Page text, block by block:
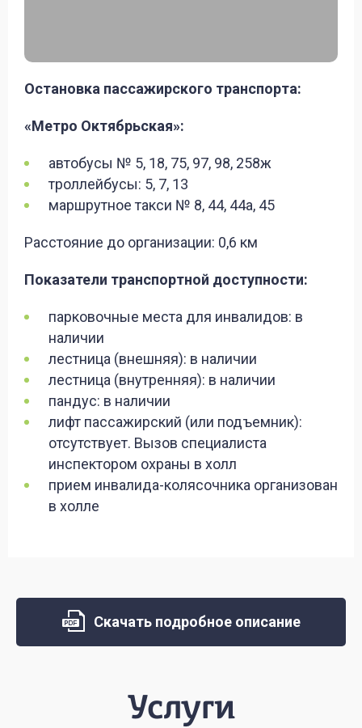
Остановка пассажирского транспорта:
«Метро Октябрьская»:
автобусы № 5, 18, 75, 97, 98, 258ж
троллейбусы: 5, 7, 13
маршрутное такси № 8, 44, 44а, 45
Расстояние до организации: 0,6 км
Показатели транспортной доступности:
парковочные места для инвалидов: в
наличии
лестница (внешняя): в наличии
лестница (внутренняя): в наличии
пандус: в наличии
лифт пассажирский (или подъемник):
отсутствует. Вызов специалиста
инспектором охраны в холл
прием инвалида-колясочника организован
в холле
Скачать подробное описание
Услуги